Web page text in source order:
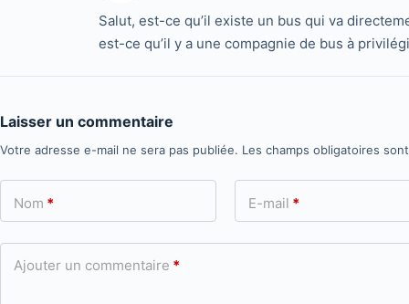
Salut, est-ce qu’il existe un bus qui va
est-ce qu’il y a une compagnie de bus à
Laisser un commentaire
Votre adresse e-mail ne sera pas publiée. Les champs obligatoires
Nom * E-mail *
Ajouter un commentaire *